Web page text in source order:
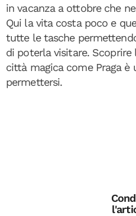
in vacanza a ottobre che
Qui la vita costa poco e
tutte le tasche
di poterla visitare.
città magica come Praga
permettersi.